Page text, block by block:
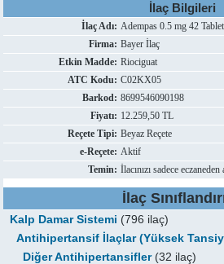
İlaç Bilgileri
İlaç Adı: Adempas 0.5 mg 42 Tablet
Firma: Bayer İlaç
Etkin Madde: Riociguat
ATC Kodu: C02KX05
Barkod: 8699546090198
Fiyatı: 12.259,50 TL
Reçete Tipi: Beyaz Reçete
e-Reçete: Aktif
Temin: İlacınızı sadece eczaneden
İlaç
Kalp Damar Sistemi (796 ilaç)
Antihipertansif İlaçlar (Yüksek
Diğer Antihipertansifler(32 ilaç)